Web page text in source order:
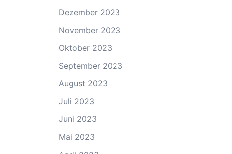
Dezember 2023
November 2023
Oktober 2023
September 2023
August 2023
Juli 2023
Juni 2023
Mai 2023